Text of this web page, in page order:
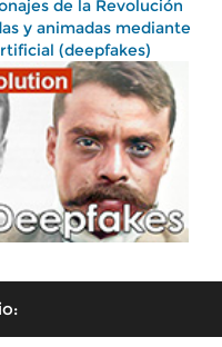
de la Revolución
y animadas mediante
(deepfakes)